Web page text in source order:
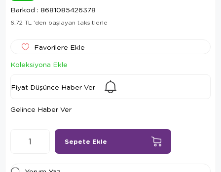
Barkod : 8681085426378
6,72 TL 'den başlayan taksitlerle
Favorilere Ekle
Koleksiyona Ekle
Fiyat Düşünce Haber Ver
Gelince Haber Ver